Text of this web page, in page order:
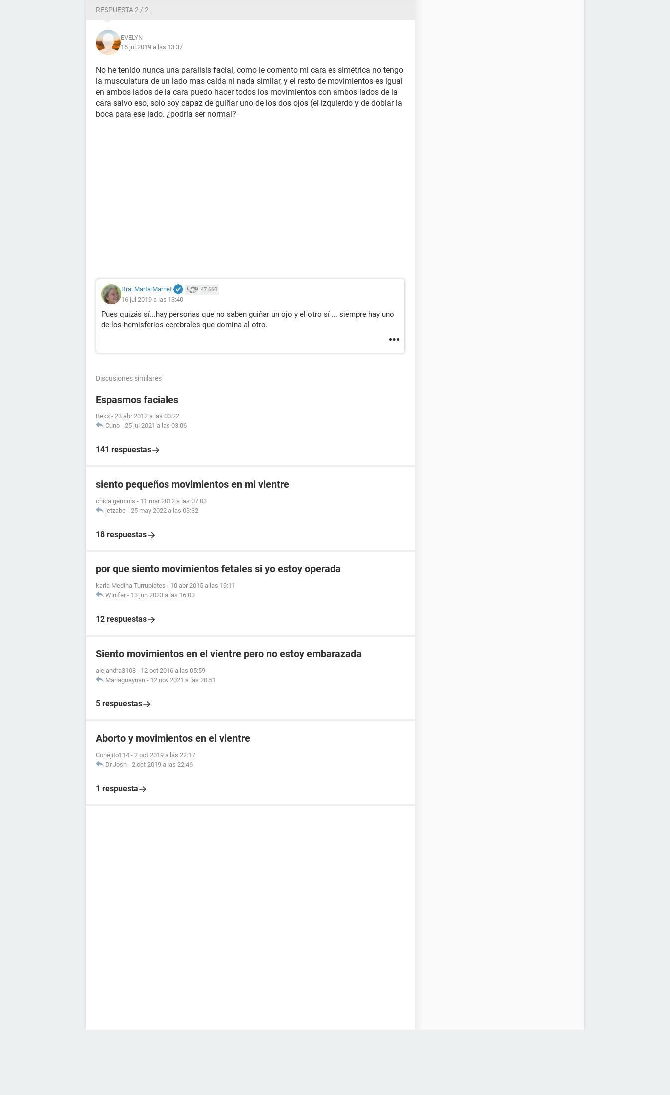
RESPUESTA 2 / 2
EVELYN
16 jul 2019 a las 13:37
No he tenido nunca una paralisis facial, como le comento mi cara es simétrica no tengo
la musculatura de un lado mas caída ni nada similar, y el resto de movimientos es igual
en ambos lados de la cara puedo hacer todos los movimientos con ambos lados de la
cara salvo eso, solo soy capaz de guiñar uno de los dos ojos (el izquierdo y de doblar la
boca para ese lado. ¿podría ser normal?
Dra. Marta Marnet 47.660
16 jul 2019 a las 13:40
Pues quizás sí...hay personas que no saben guiñar un ojo y el otro sí ... siempre hay uno
de los hemisferios cerebrales que domina al otro.
Discusiones similares
Espasmos faciales
Bekx - 23 abr 2012 a las 00:22
Cuno - 25 jul 2021 a las 03:06
141 respuestas
siento pequeños movimientos en mi vientre
chica geminis - 11 mar 2012 a las 07:03
jetzabe - 25 may 2022 a las 03:32
18 respuestas
por que siento movimientos fetales si yo estoy operada
karla Medina Turrubiates - 10 abr 2015 a las 19:11
Winifer - 13 jun 2023 a las 16:03
12 respuestas
Siento movimientos en el vientre pero no estoy embarazada
alejandra3108 - 12 oct 2016 a las 05:59
Mariaguayuan - 12 nov 2021 a las 20:51
5 respuestas
Aborto y movimientos en el vientre
Conejito114 - 2 oct 2019 a las 22:17
Dr.Josh - 2 oct 2019 a las 22:46
1 respuesta